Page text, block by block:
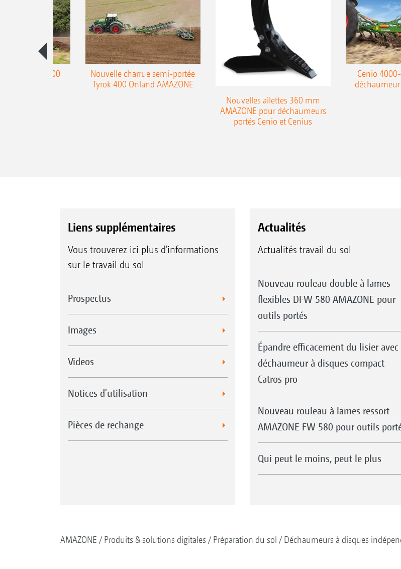
Teres 300
Nouvelle charrue semi-portée
Tyrok 400 Onland AMAZONE
Nouvelles ailettes 360 mm
AMAZONE pour déchaumeurs
portés Cenio et Cenius
Cenio
Liens supplémentaires
Vous trouverez ici plus d'informations
sur le travail du sol
Prospectus
Images
Videos
Notices d'utilisation
Pièces de rechange
Actualités
Actualités travail du sol
Nouveau rouleau double à lames
flexibles DFW 580 AMAZONE pour
outils portés
Épandre efficacement du lisier avec
déchaumeur à disques compact
Catros pro
Nouveau rouleau à lames ressort
AMAZONE FW 580 pour outils
Qui peut le moins, peut le plus
AMAZONE Produits & solutions digitales Préparation du sol Déchaumeurs à disques